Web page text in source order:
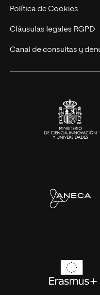
Cursos Universitarios
Actualidad
UNIR Revista
Eventos
Política de Cookies
Cláusulas legales RGPD
Canal de consultas y